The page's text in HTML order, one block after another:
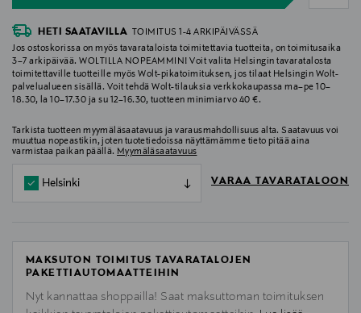
HETI SAATAVILLA
TOIMITUS 1-4 ARKIPÄIVÄSSÄ
Jos ostoskorissa on myös tavarataloista toimitettavia tuotteita, on toimitusaika
3–7 arkipäivää. WOLTILLA NOPEAMMIN! Voit valita Helsingin tavaratalosta
toimitettaville tuotteille myös Wolt-pikatoimituksen, jos tilaat Helsingin Wolt-
palvelualueen sisällä. Voit tehdä Wolt-tilauksia verkkokaupassa ma–pe 10–
18.30, la 10–17.30 ja su 12–16.30, tuotteen minimiarvo 40 €.
Tarkista tuotteen myymäläsaatavuus ja varausmahdollisuus alta. Saatavuus voi
muuttua nopeastikin, joten tuotetiedoissa näyttämämme tieto pitää aina
varmistaa paikan päällä. Myymäläsaatavuus
Helsinki VARAA TAVARATALOON
MAKSUTON TOIMITUS TAVARATALOJEN
PAKETTIAUTOMAATTEIHIN
Nyt kannattaa shoppailla! Saat maksuttoman toimituksen